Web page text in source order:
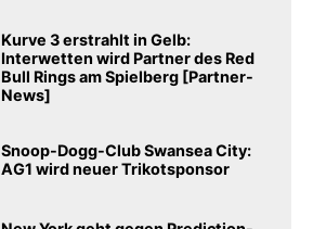
Kurve 3 erstrahlt in Gelb:
Interwetten wird Partner des Red
Bull Rings am Spielberg [Partner-
News]
Snoop-Dogg-Club Swansea City:
AG1 wird neuer Trikotsponsor